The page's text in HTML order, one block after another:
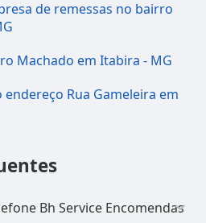
de remessas no bairro
Machado em Itabira - MG
Rua Gameleira em
Bh Service Encomendas